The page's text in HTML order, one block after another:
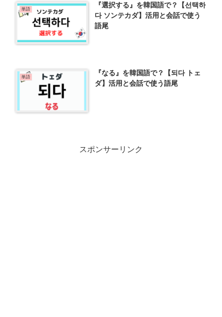
単語
『選択する』を韓国語で？【선택하
다 ソンテカダ】活用と会話で使う
語尾
単語
『なる』を韓国語で？【되다 トェ
ダ】活用と会話で使う語尾
スポンサーリンク